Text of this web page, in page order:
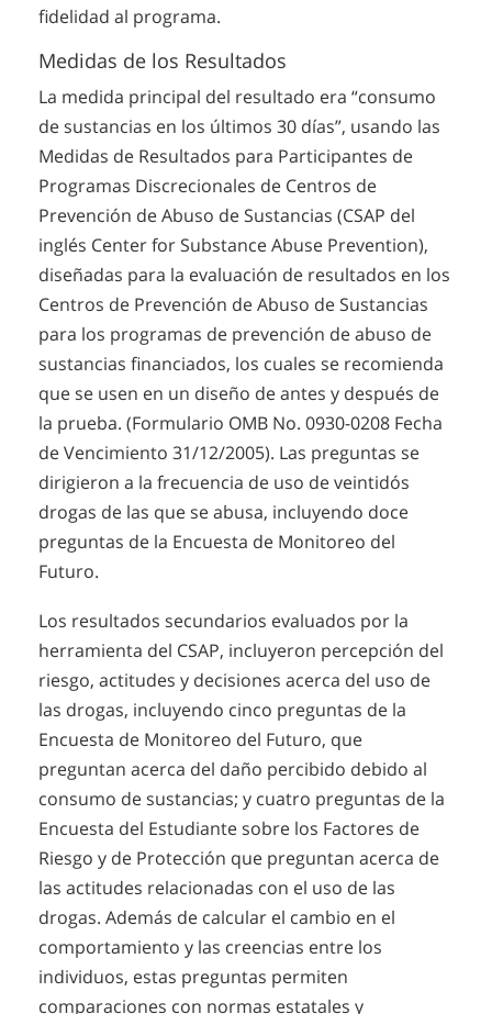
fidelidad al programa.
Medidas de los Resultados
La medida principal del resultado era “consumo
de sustancias en los últimos 30 días”, usando las
Medidas de Resultados para Participantes de
Programas Discrecionales de Centros de
Prevención de Abuso de Sustancias (CSAP del
inglés Center for Substance Abuse Prevention),
diseñadas para la evaluación de resultados en los
Centros de Prevención de Abuso de Sustancias
para los programas de prevención de abuso de
sustancias financiados, los cuales se recomienda
que se usen en un diseño de antes y después de
la prueba. (Formulario OMB No. 0930-0208 Fecha
de Vencimiento 31/12/2005). Las preguntas se
dirigieron a la frecuencia de uso de veintidós
drogas de las que se abusa, incluyendo doce
preguntas de la Encuesta de Monitoreo del
Futuro.
Los resultados secundarios evaluados por la
herramienta del CSAP, incluyeron percepción del
riesgo, actitudes y decisiones acerca del uso de
las drogas, incluyendo cinco preguntas de la
Encuesta de Monitoreo del Futuro, que
preguntan acerca del daño percibido debido al
consumo de sustancias; y cuatro preguntas de la
Encuesta del Estudiante sobre los Factores de
Riesgo y de Protección que preguntan acerca de
las actitudes relacionadas con el uso de las
drogas. Además de calcular el cambio en el
comportamiento y las creencias entre los
individuos, estas preguntas permiten
comparaciones con normas estatales y